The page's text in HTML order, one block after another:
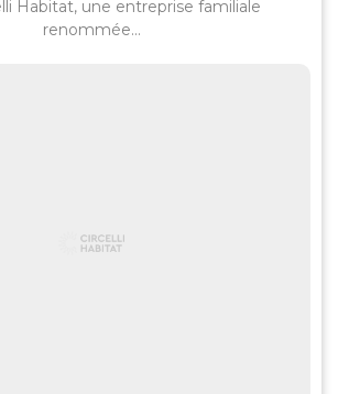
Habitat, une entreprise familiale
renommée...